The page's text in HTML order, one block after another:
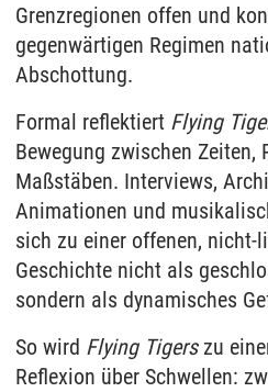
Grenzregionen offen und
gegenwärtigen Regimen
Abschottung.
Formal reflektiert Flying
Bewegung zwischen Zeiten,
Maßstäben. Interviews,
Animationen und
sich zu einer offenen, nicht-
Geschichte nicht als
sondern als dynamisches
So wird Flying Tigerszu
Reflexion über Schwellen: